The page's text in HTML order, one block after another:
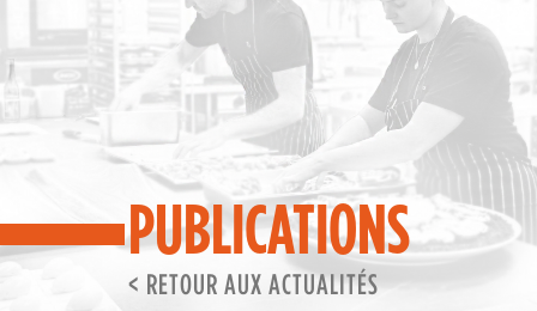
PUBLICATIONS
< RETOUR AUX ACTUALITÉS